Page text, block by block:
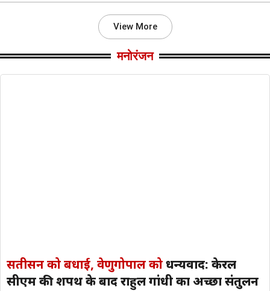
View More
मनोरंजन
सतीसन को बधाई, वेणुगोपाल कोधन्यवाद: केरल
सीएम की शपथ के बाद राहुल गांधी का अच्छा संतुलन